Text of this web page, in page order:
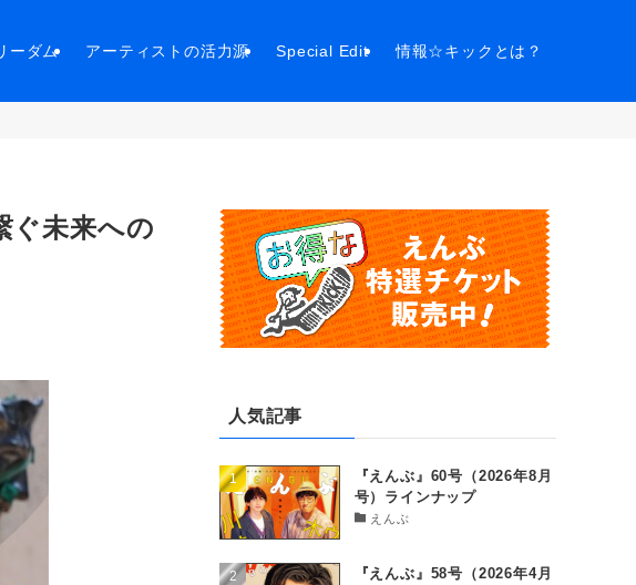
ーダム アーティストの活力源 Special Edit 情報☆キックとは？
ぐ未来への
人気記事
『えんぶ』60号（2026年8月
号）ラインナップ
えんぶ
『えんぶ』58号（2026年4月